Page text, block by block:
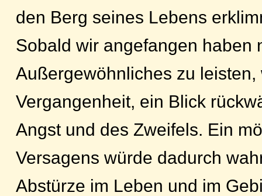
den Berg seines Lebens
Sobald wir angefangen haben
Außergewöhnliches zu
Vergangenheit, ein Blick
Angst und des Zweifels. Ein
Versagens würde dadurch
Abstürze im Leben und im